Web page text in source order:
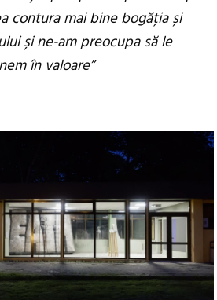
contura mai bine bogăția și
și ne-am preocupa să le
în valoare”